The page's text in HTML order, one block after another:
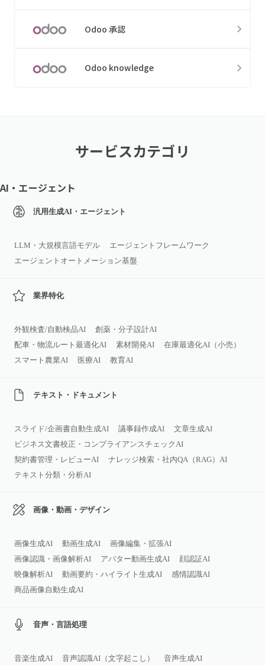
Odoo 承認
Odoo knowledge
サービスカテゴリ
AI・エージェント
汎用生成AI・エージェント
LLM・大規模言語モデル
エージェントフレームワーク
エージェントオートメーション基盤
業界特化
外観検査/自動検品AI
創薬・分子設計AI
配車・物流ルート最適化AI
素材開発AI
在庫最適化AI（小売）
スマート農業AI
医療AI 教育AI
テキスト・ドキュメント
スライド/企画書自動生成AI 議事録作成AI
文章生成AI
ビジネス文書校正・コンプライアンスチェックAI
契約書管理・レビューAI
ナレッジ検索・社内QA（RAG）AI
テキスト分類・分析AI
画像・動画・デザイン
画像生成AI 動画生成AI
画像編集・拡張AI
画像認識・画像解析AI
アバター動画生成AI
顔認証AI
映像解析AI
動画要約・ハイライト生成AI
感情認識AI
商品画像自動生成AI
音声・言語処理
音楽生成AI 音声認識AI（文字起こし） 音声生成AI